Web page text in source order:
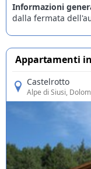
Informazioni
dalla fermata
Appartamenti
Castelrotto
Alpe di Siusi,